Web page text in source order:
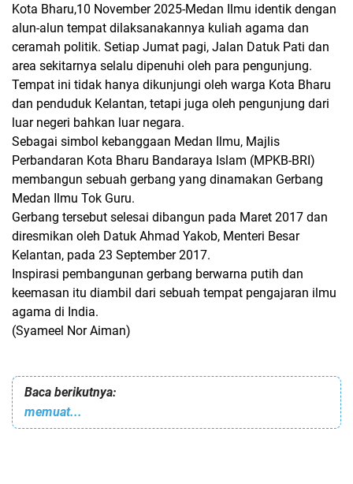
Kota Bharu,10 November 2025-Medan Ilmu identik dengan
alun-alun tempat dilaksanakannya kuliah agama dan
ceramah politik. Setiap Jumat pagi, Jalan Datuk Pati dan
area sekitarnya selalu dipenuhi oleh para pengunjung.
Tempat ini tidak hanya dikunjungi oleh warga Kota Bharu
dan penduduk Kelantan, tetapi juga oleh pengunjung dari
luar negeri bahkan luar negara.
Sebagai simbol kebanggaan Medan Ilmu, Majlis
Perbandaran Kota Bharu Bandaraya Islam (MPKB-BRI)
membangun sebuah gerbang yang dinamakan Gerbang
Medan Ilmu Tok Guru.
Gerbang tersebut selesai dibangun pada Maret 2017 dan
diresmikan oleh Datuk Ahmad Yakob, Menteri Besar
Kelantan, pada 23 September 2017.
Inspirasi pembangunan gerbang berwarna putih dan
keemasan itu diambil dari sebuah tempat pengajaran ilmu
agama di India.
(Syameel Nor Aiman)
Baca berikutnya:
memuat...